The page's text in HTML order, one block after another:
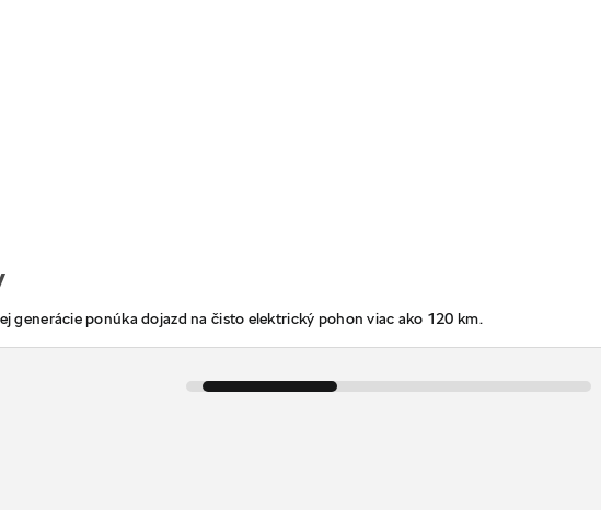
generácie ponúka dojazd na čisto elektrický pohon viac ako 120 km.